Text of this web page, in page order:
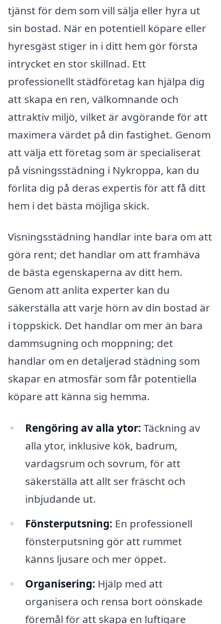
tjänst för dem som vill sälja eller hyra ut
sin bostad. När en potentiell köpare eller
hyresgäst stiger in i ditt hem gör första
intrycket en stor skillnad. Ett
professionellt städföretag kan hjälpa dig
att skapa en ren, välkomnande och
attraktiv miljö, vilket är avgörande för att
maximera värdet på din fastighet. Genom
att välja ett företag som är specialiserat
på visningsstädning i Nykroppa, kan du
förlita dig på deras expertis för att få ditt
hem i det bästa möjliga skick.
Visningsstädning handlar inte bara om att
göra rent; det handlar om att framhäva
de bästa egenskaperna av ditt hem.
Genom att anlita experter kan du
säkerställa att varje hörn av din bostad är
i toppskick. Det handlar om mer än bara
dammsugning och moppning; det
handlar om en detaljerad städning som
skapar en atmosfär som får potentiella
köpare att känna sig hemma.
Rengöring av alla ytor: Täckning av
alla ytor, inklusive kök, badrum,
vardagsrum och sovrum, för att
säkerställa att allt ser fräscht och
inbjudande ut.
Fönsterputsning: En professionell
fönsterputsning gör att rummet
känns ljusare och mer öppet.
Organisering: Hjälp med att
organisera och rensa bort oönskade
föremål för att skapa en luftigare